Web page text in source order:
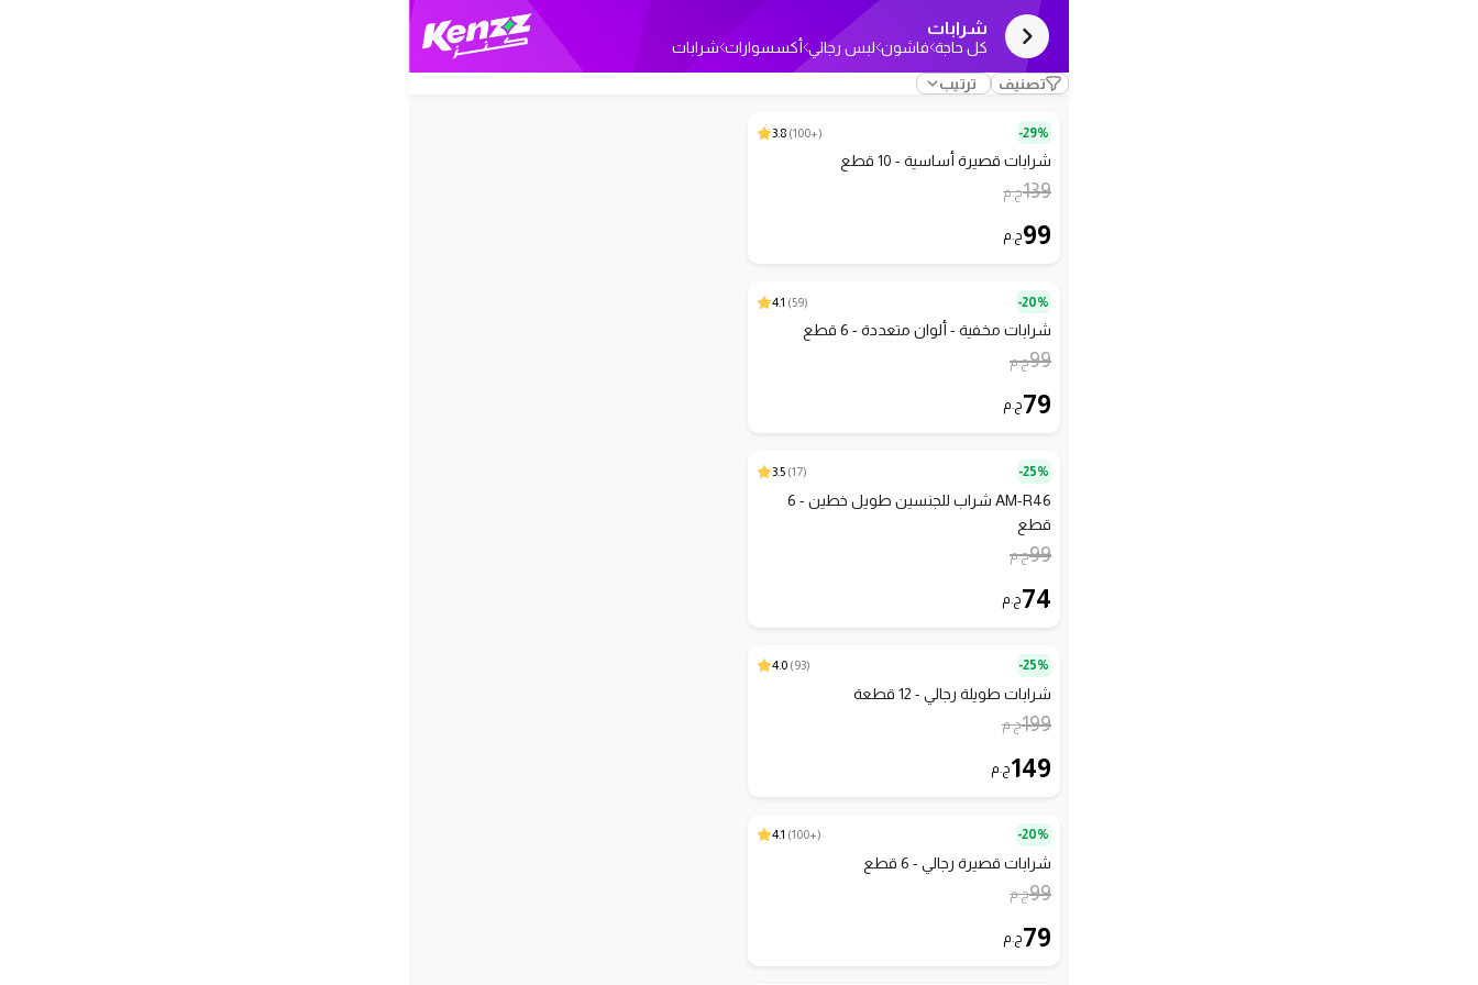
شرابات
كل حاجة فاشون لبس رجالي أكسسوارات شرابات
تصنيف ترتيب
29%-
(
+100
)
3.8
شرابات قصيرة أساسية - 10 قطع
139ج.م
99ج.م
20%-
(
59
)
4.1
شرابات مخفية - ألوان متعددة - 6 قطع
99ج.م
79ج.م
25%-
(
17
)
3.5
AM-R46 شراب للجنسين طويل خطين - 6
قطع
99ج.م
74ج.م
25%-
(
93
)
4.0
شرابات طويلة رجالي - 12 قطعة
199ج.م
149ج.م
20%-
(
+100
)
4.1
شرابات قصيرة رجالي - 6 قطع
99ج.م
79ج.م